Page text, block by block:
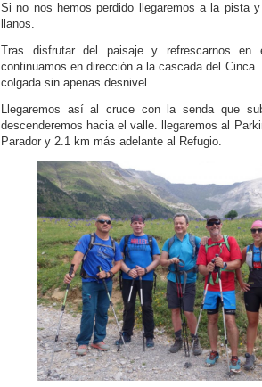
Si no nos hemos perdido llegaremos a la pista
llanos.
Tras disfrutar del paisaje y refrescarnos
continuamos en dirección a la cascada del
colgada sin apenas desnivel.
Llegaremos así al cruce con la senda que
descenderemos hacia el valle. llegaremos al
Parador y 2.1 km más adelante al Refugio.